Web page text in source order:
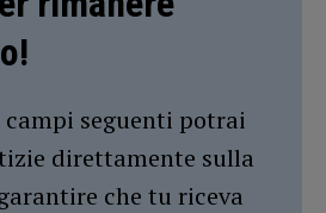
seguenti potrai
direttamente sulla
che tu riceva